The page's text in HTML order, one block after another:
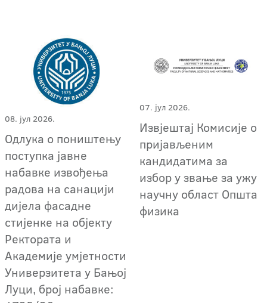
08. јул 2026.
Одлука о поништењу
поступка јавне
набавке извођења
радова на санацији
дијела фасадне
стијенке на објекту
Ректората и
Академије умјетности
Универзитета у Бањој
Луци, број набавке:
07. јул 2026.
Извјештај Комисије о
пријављеним
кандидатима за
избор у звање за ужу
научну област Општа
физика